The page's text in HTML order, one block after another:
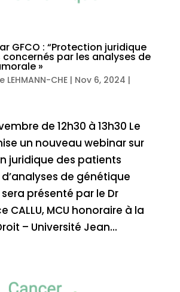
GFCO : “Protection juridique
par les analyses de
»
CHE| Nov 6, 2024 |
de 12h30 à 13h30 Le
un nouveau webinar sur
juridique des patients
de génétique
présenté par le Dr
CALLU, MCU honoraire à la
– Université Jean...